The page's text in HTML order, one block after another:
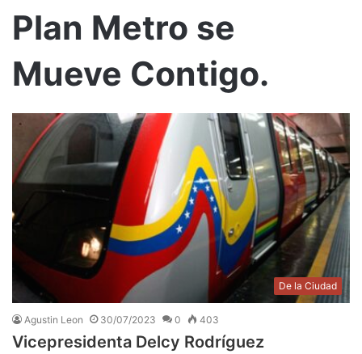
Plan Metro se
Mueve Contigo.
De la Ciudad
Agustin Leon 30/07/2023 0 403
Vicepresidenta Delcy Rodríguez